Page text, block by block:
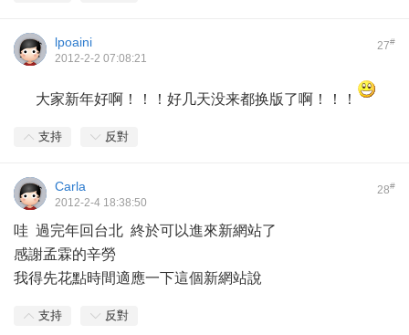
27#
lpoaini
2012-2-2 07:08:21
大家新年好啊！！！好几天没来都换版了啊！！！
支持 反對
28#
Carla
2012-2-4 18:38:50
哇 過完年回台北 終於可以進來新網站了
感謝孟霖的辛勞
我得先花點時間適應一下這個新網站說
支持 反對